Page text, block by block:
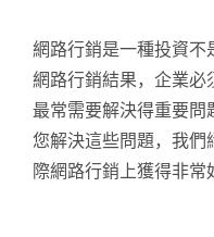
網路行銷是一種投資不
網路行銷結果，企業必
最常需要解決得重要問
您解決這些問題，我們
際網路行銷上獲得非常